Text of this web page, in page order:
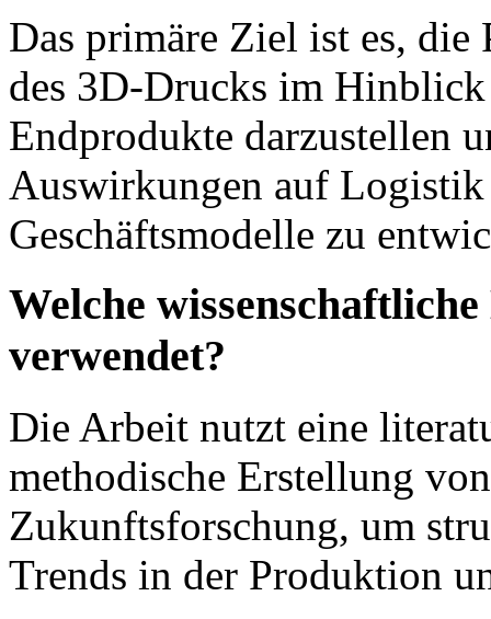
Das primäre Ziel ist es,
des 3D-Drucks im
Endprodukte darzustellen
Auswirkungen auf
Geschäftsmodelle zu
Welche
verwendet?
Die Arbeit nutzt eine
methodische Erstellung
Zukunftsforschung, um
Trends in der Produktion